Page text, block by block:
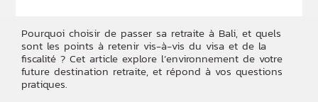
Pourquoi choisir de passer sa retraite à Bali, et quels
sont les points à retenir vis-à-vis du visa et de la
fiscalité ? Cet article explore l’environnement de votre
future destination retraite, et répond à vos questions
pratiques.